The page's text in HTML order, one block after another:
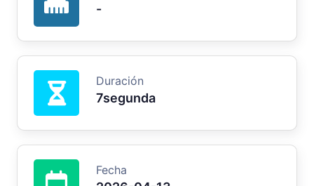
-
Duración
7segunda
Fecha